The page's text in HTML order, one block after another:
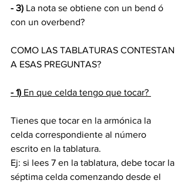
- 3) La nota se obtiene con un bend ó
con un overbend?
COMO LAS TABLATURAS CONTESTAN
A ESAS PREGUNTAS?
- 1) En que celda tengo que tocar?
Tienes que tocar en la armónica la
celda correspondiente al número
escrito en la tablatura.
Ej: si lees 7 en la tablatura, debe tocar la
séptima celda comenzando desde el